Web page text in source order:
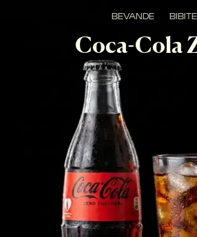
BEVANDE BIBITE
Coca-Cola